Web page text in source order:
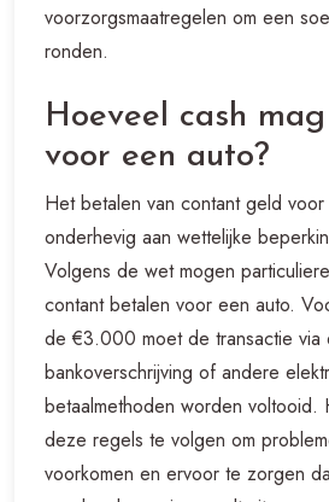
voorzorgsmaatregelen om een
ronden.
Hoeveel cash
voor een auto?
Het betalen van contant geld
onderhevig aan wettelijke
Volgens de wet mogen
contant betalen voor een auto.
de €3.000 moet de transactie via
bankoverschrijving of andere
betaalmethoden worden voltooid.
deze regels te volgen om
voorkomen en ervoor te zorgen